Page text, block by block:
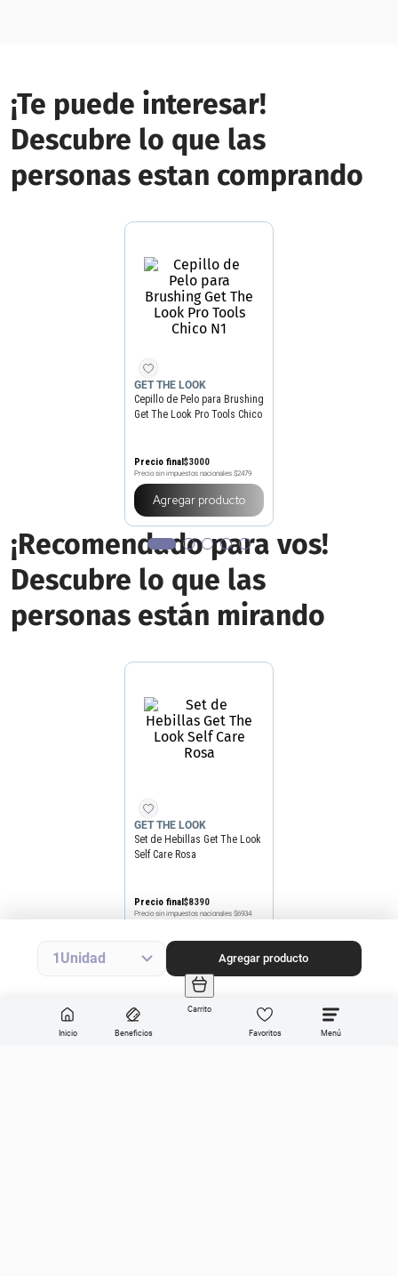
Inicio Beneficios
Carrito
Favoritos
1 Agregar producto
¡Te puede interesar!
Descubre lo que las
personas estan comprando
GET THE LOOK
Cepillo de Pelo para Brushing
Get The Look Pro Tools Chico
Precio final$3000
Precio sin impuestos nacionales $2479
Agregar producto
¡Recomendado para vos!
Descubre lo que las
personas están mirando
GET THE LOOK
Set de Hebillas Get The Look
Self Care Rosa
Precio final$8390
Precio sin impuestos nacionales $6934
Agregar producto